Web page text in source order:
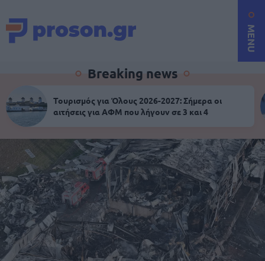
MENU
Breaking news
Τουρισμός για Όλους 2026-2027: Σήμερα οι
αιτήσεις για ΑΦΜ που λήγουν σε 3 και 4